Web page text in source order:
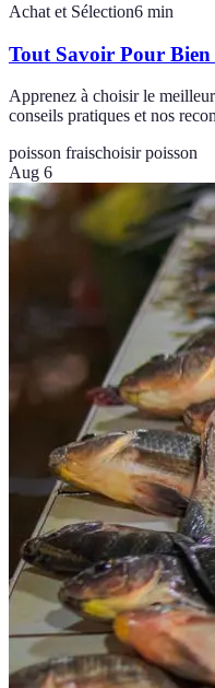
Achat et Sélection6 min
Tout Savoir Pour
Apprenez à choisir le
conseils pratiques et nos
poisson fraischoisir poisson
Aug 6